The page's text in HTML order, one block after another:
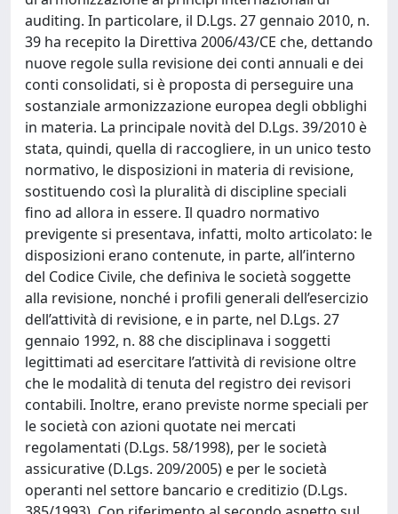
auditing. In particolare, il D.Lgs. 27 gennaio 2010, n.
39 ha recepito la Direttiva 2006/43/CE che, dettando
nuove regole sulla revisione dei conti annuali e dei
conti consolidati, si è proposta di perseguire una
sostanziale armonizzazione europea degli obblighi
in materia. La principale novità del D.Lgs. 39/2010 è
stata, quindi, quella di raccogliere, in un unico testo
normativo, le disposizioni in materia di revisione,
sostituendo così la pluralità di discipline speciali
fino ad allora in essere. Il quadro normativo
previgente si presentava, infatti, molto articolato: le
disposizioni erano contenute, in parte, all’interno
del Codice Civile, che definiva le società soggette
alla revisione, nonché i profili generali dell’esercizio
dell’attività di revisione, e in parte, nel D.Lgs. 27
gennaio 1992, n. 88 che disciplinava i soggetti
legittimati ad esercitare l’attività di revisione oltre
che le modalità di tenuta del registro dei revisori
contabili. Inoltre, erano previste norme speciali per
le società con azioni quotate nei mercati
regolamentati (D.Lgs. 58/1998), per le società
assicurative (D.Lgs. 209/2005) e per le società
operanti nel settore bancario e creditizio (D.Lgs.